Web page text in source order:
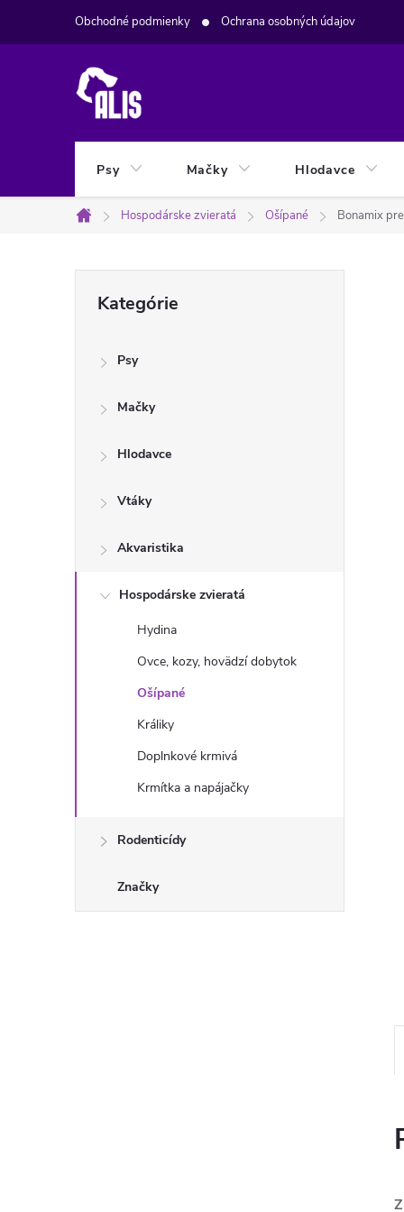
Obchodné podmienky Ochrana osobných údajov
Psy Mačky Hlodavce
Domov
Hospodárske zvieratá Ošípané Bonamix
a
kategórie
Kategórie
Psy
Mačky
Hlodavce
Vtáky
Akvaristika
Hospodárske zvieratá
Hydina
Ovce, kozy, hovädzí dobytok
Ošípané
Králiky
Doplnkové krmivá
Krmítka a napájačky
Rodenticídy
Značky